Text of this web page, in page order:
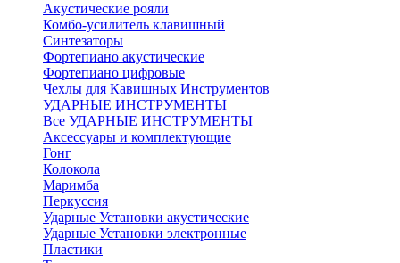
Акустические рояли
Комбо-усилитель клавишный
Синтезаторы
Фортепиано акустические
Фортепиано цифровые
Чехлы для Кавишных Инструментов
УДАРНЫЕ ИНСТРУМЕНТЫ
Все УДАРНЫЕ ИНСТРУМЕНТЫ
Аксессуары и комплектующие
Гонг
Колокола
Маримба
Перкуссия
Ударные Установки акустические
Ударные Установки электронные
Пластики